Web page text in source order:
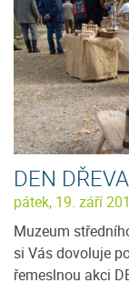
DEN
pátek, 19. září
Muzeum
si Vás dovoluje
řemeslnou akci